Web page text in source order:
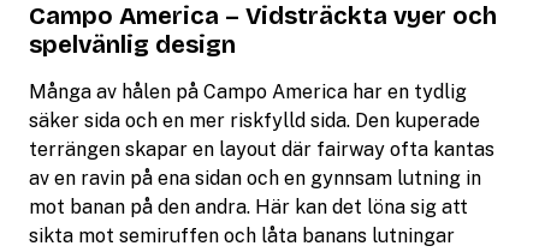
Campo America – Vidsträckta vyer och
spelvänlig design
Många av hålen på Campo America har en tydlig
säker sida och en mer riskfylld sida. Den kuperade
terrängen skapar en layout där fairway ofta kantas
av en ravin på ena sidan och en gynnsam lutning in
mot banan på den andra. Här kan det löna sig att
sikta mot semiruffen och låta banans lutningar